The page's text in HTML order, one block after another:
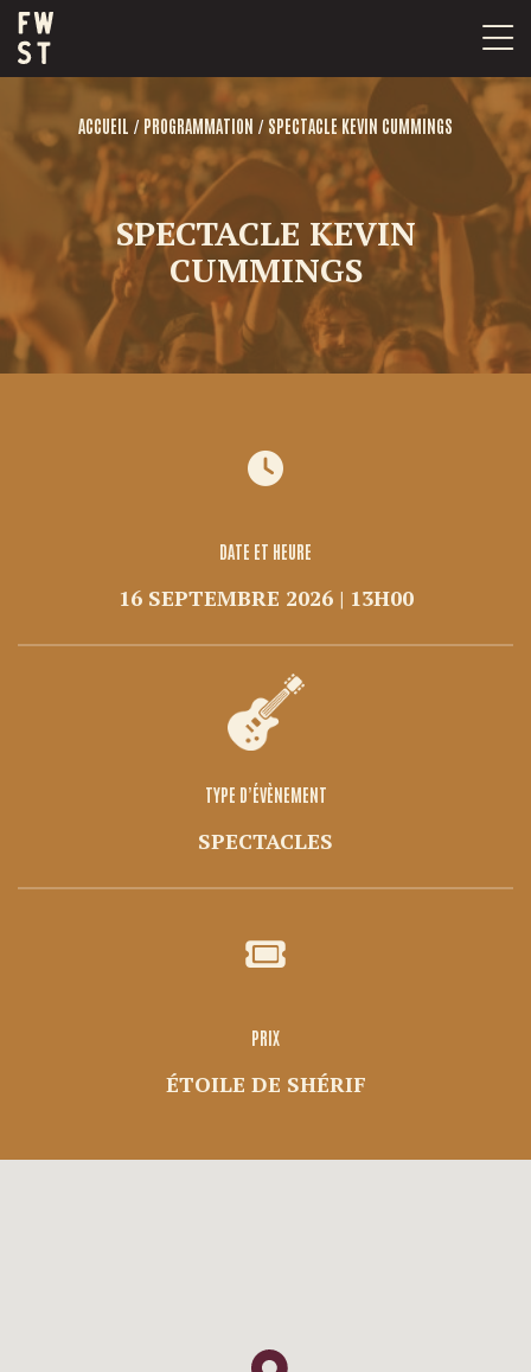
Passer
au
contenu
ACCUEIL / PROGRAMMATION / SPECTACLE KEVIN CUMMINGS
SPECTACLE KEVIN
CUMMINGS
DATE ET HEURE
16 SEPTEMBRE 2026 | 13H00
TYPE D’ÉVÈNEMENT
SPECTACLES
PRIX
ÉTOILE DE SHÉRIF